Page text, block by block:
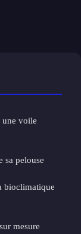
une voile
sa pelouse
bioclimatique
mesure